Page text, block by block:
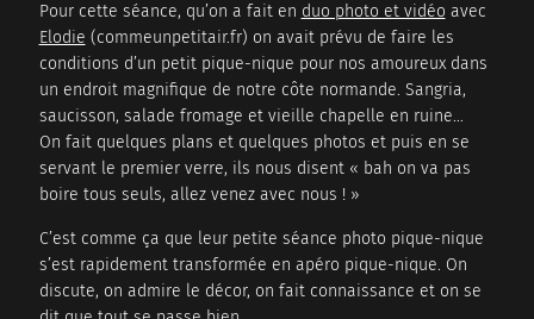
Pour cette séance, qu’on a fait en duo photo et vidéo avec
Elodie (commeunpetitair.fr) on avait prévu de faire les
conditions d’un petit pique-nique pour nos amoureux dans
un endroit magnifique de notre côte normande. Sangria,
saucisson, salade fromage et vieille chapelle en ruine…
On fait quelques plans et quelques photos et puis en se
servant le premier verre, ils nous disent « bah on va pas
boire tous seuls, allez venez avec nous ! »
C’est comme ça que leur petite séance photo pique-nique
s’est rapidement transformée en apéro pique-nique. On
discute, on admire le décor, on fait connaissance et on se